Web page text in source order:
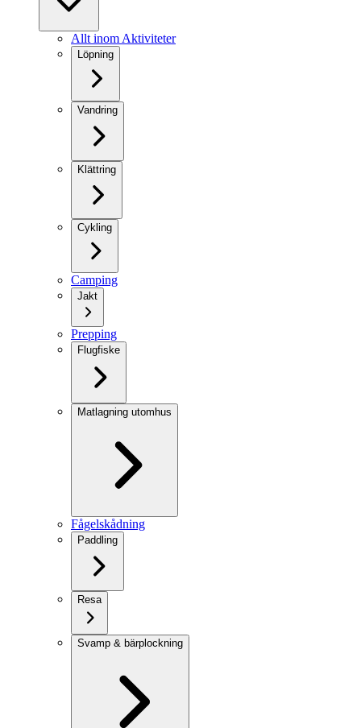
Allt inom Aktiviteter
Löpning
Vandring
Klättring
Cykling
Camping
Jakt
Prepping
Flugfiske
Matlagning utomhus
Fågelskådning
Paddling
Resa
Svamp & bärplockning